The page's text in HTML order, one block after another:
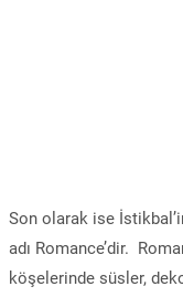
Son olarak ise
adı Romance’dir.
köşelerinde süsler,